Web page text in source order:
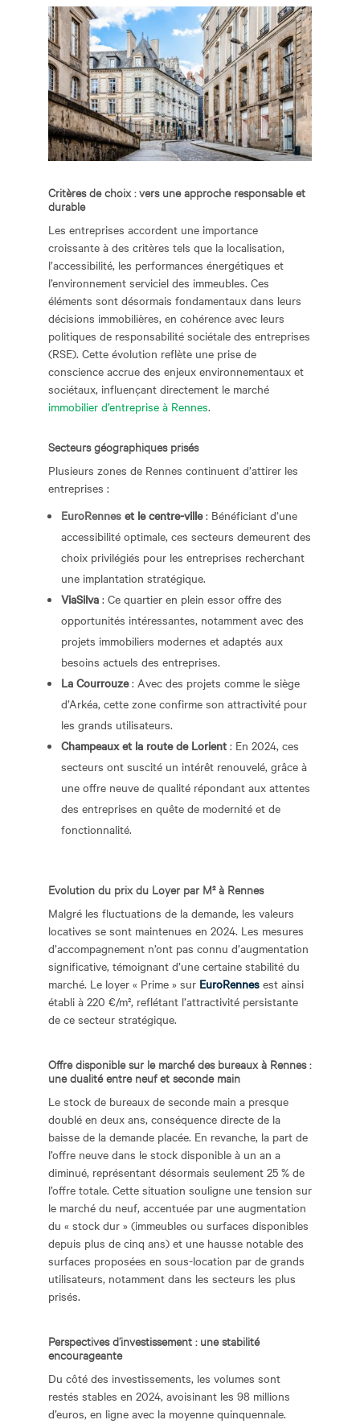
Critères de choix : vers une approche responsable et
durable
Les entreprises accordent une importance
croissante à des critères tels que la localisation,
l’accessibilité, les performances énergétiques et
l’environnement serviciel des immeubles. Ces
éléments sont désormais fondamentaux dans leurs
décisions immobilières, en cohérence avec leurs
politiques de responsabilité sociétale des entreprises
(RSE). Cette évolution reflète une prise de
conscience accrue des enjeux environnementaux et
sociétaux, influençant directement le marché
immobilier d’entreprise à Rennes.
Secteurs géographiques prisés
Plusieurs zones de Rennes continuent d’attirer les
entreprises :
EuroRenneset le centre-ville: Bénéficiant d’une
accessibilité optimale, ces secteurs demeurent des
choix privilégiés pour les entreprises recherchant
une implantation stratégique.
ViaSilva: Ce quartier en plein essor offre des
opportunités intéressantes, notamment avec des
projets immobiliers modernes et adaptés aux
besoins actuels des entreprises.
La Courrouze: Avec des projets comme le siège
d’Arkéa, cette zone confirme son attractivité pour
les grands utilisateurs.
Champeaux et la route de Lorient: En 2024, ces
secteurs ont suscité un intérêt renouvelé, grâce à
une offre neuve de qualité répondant aux attentes
des entreprises en quête de modernité et de
fonctionnalité.
Evolutiondu prix du Loyer par M²à Rennes
Malgré les fluctuations de la demande, les valeurs
locatives se sont maintenues en 2024. Les mesures
d’accompagnement n’ont pas connu d’augmentation
significative, témoignant d’une certaine stabilité du
marché. Le loyer « Prime » sur EuroRennes est ainsi
établi à 220 €/m², reflétant l’attractivité persistante
de ce secteur stratégique.
Offre disponiblesur le marché des bureaux à Rennes :
une dualité entre neuf et seconde main
Le stock de bureaux de seconde main a presque
doublé en deux ans, conséquence directe de la
baisse de la demande placée. En revanche, la part de
l’offre neuve dans le stock disponible à un an a
diminué, représentant désormais seulement 25 % de
l’offre totale. Cette situation souligne une tension sur
le marché du neuf, accentuée par une augmentation
du « stock dur » (immeubles ou surfaces disponibles
depuis plus de cinq ans) et une hausse notable des
surfaces proposées en sous-location par de grands
utilisateurs, notamment dans les secteurs les plus
prisés.
Perspectives d’investissement : une stabilité
encourageante
Du côté des investissements, les volumes sont
restés stables en 2024, avoisinant les 98 millions
d’euros, en ligne avec la moyenne quinquennale.